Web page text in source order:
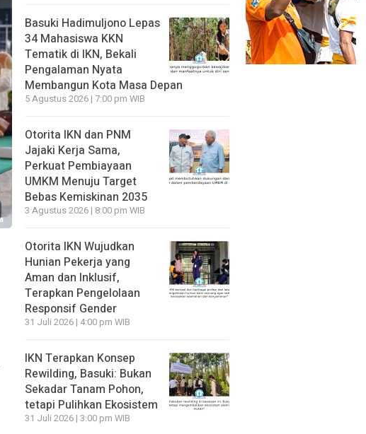
Basuki Hadimuljono Lepas
34 Mahasiswa KKN
Tematik di IKN, Bekali
Pengalaman Nyata
Membangun Kota Masa Depan
5 Agustus 2026 | 7:00 pm WIB
Otorita IKN dan PNM
Jajaki Kerja Sama,
Perkuat Pembiayaan
UMKM Menuju Target
Bebas Kemiskinan 2035
3 Agustus 2026 | 8:00 pm WIB
Otorita IKN Wujudkan
Hunian Pekerja yang
Aman dan Inklusif,
Terapkan Pengelolaan
Responsif Gender
31 Juli 2026 | 4:00 pm WIB
IKN Terapkan Konsep
Rewilding, Basuki: Bukan
Sekadar Tanam Pohon,
tetapi Pulihkan Ekosistem
31 Juli 2026 | 3:00 pm WIB